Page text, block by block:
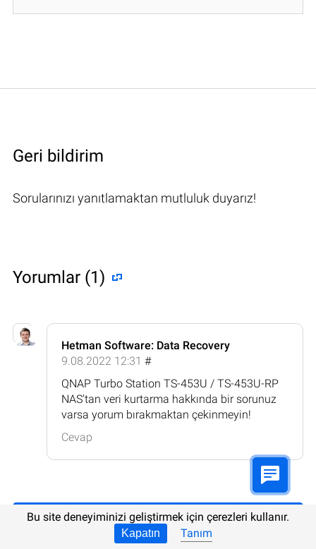
Geri bildirim
Sorularınızı yanıtlamaktan mutluluk duyarız!
Yorumlar (1)
Hetman Software: Data Recovery
9.08.2022 12:31 #
QNAP Turbo Station TS-453U / TS-453U-RP
NAS'tan veri kurtarma hakkında bir sorunuz
varsa yorum bırakmaktan çekinmeyin!
Cevap
Yorum bırakın
Bu site deneyiminizi geliştirmek için çerezleri kullanır.
Kapatın Tanım